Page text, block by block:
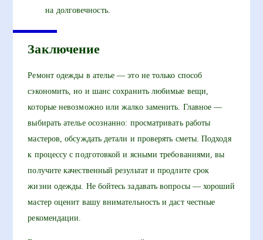
на долговечность.
Заключение
Ремонт одежды в ателье — это не только способ
сэкономить, но и шанс сохранить любимые вещи,
которые невозможно или жалко заменить. Главное —
выбирать ателье осознанно: просматривать работы
мастеров, обсуждать детали и проверять сметы. Подходя
к процессу с подготовкой и ясными требованиями, вы
получите качественный результат и продлите срок
жизни одежды. Не бойтесь задавать вопросы — хороший
мастер оценит вашу внимательность и даст честные
рекомендации.